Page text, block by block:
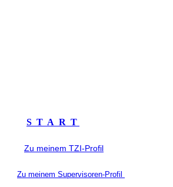
S T A R T
Zu meinem TZI-Profil
Zu meinem Supervisoren-Profil